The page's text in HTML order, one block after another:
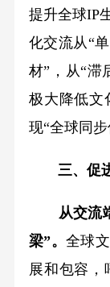
提升全球IP
化交流从“
材”，从“滞
极大降低文
现“全球同步
三、促进
从交流
梁”。 全球
展和包容，